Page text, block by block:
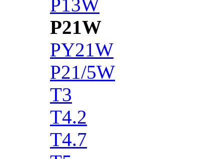
P13W
P21W
PY21W
P21/5W
T3
T4.2
T4.7